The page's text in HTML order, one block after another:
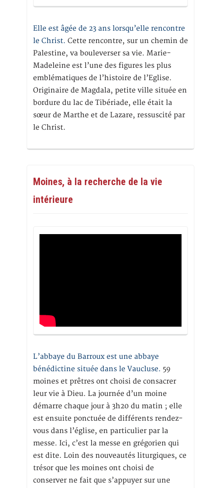
Elle est âgée de 23 ans lorsqu’elle rencontre
le Christ. Cette rencontre, sur un chemin de
Palestine, va bouleverser sa vie. Marie-
Madeleine est l’une des figures les plus
emblématiques de l’histoire de l’Eglise.
Originaire de Magdala, petite ville située en
bordure du lac de Tibériade, elle était la
sœur de Marthe et de Lazare, ressuscité par
le Christ.
Moines, à la recherche de la vie
intérieure
L’abbaye du Barroux est une abbaye
bénédictine située dans le Vaucluse. 59
moines et prêtres ont choisi de consacrer
leur vie à Dieu. La journée d’un moine
démarre chaque jour à 3h20 du matin ; elle
est ensuite ponctuée de différents rendez-
vous dans l’église, en particulier par la
messe. Ici, c’est la messe en grégorien qui
est dite. Loin des nouveautés liturgiques, ce
trésor que les moines ont choisi de
conserver ne fait que s’appuyer sur une